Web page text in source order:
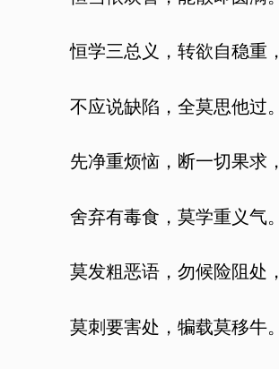
恒学三总义，转欲自稳重，
不应说缺陷，全莫思他过。
先净重烦恼，断一切果求，
舍弃有毒食，莫学重义气。
莫发粗恶语，勿候险阻处，
莫刺要害处，犏载莫移牛。